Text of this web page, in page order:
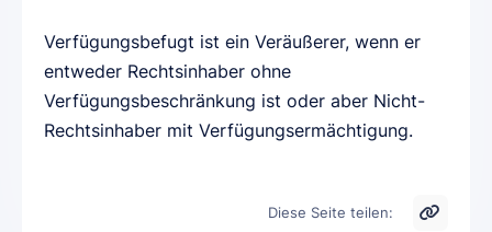
Verfügungsbefugt ist ein Veräußerer, wenn er
entweder Rechtsinhaber ohne
Verfügungsbeschränkung ist oder aber Nicht-
Rechtsinhaber mit Verfügungsermächtigung.
Diese Seite teilen: